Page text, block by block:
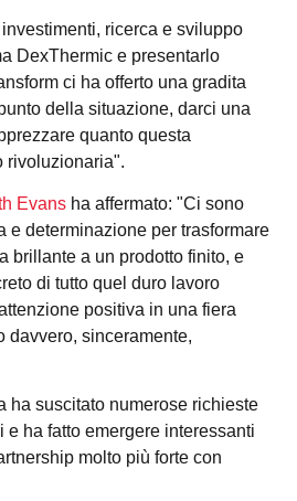
ricerca e sviluppo
DexThermic e presentarlo
ci ha offerto una gradita
della situazione, darci una
quanto questa
rivoluzionaria".
Evans ha affermato: "Ci sono
e determinazione per trasformare
brillante a un prodotto finito, e
di tutto quel duro lavoro
positiva in una fiera
davvero, sinceramente,
ha suscitato numerose richieste
ha fatto emergere interessanti
molto più forte con